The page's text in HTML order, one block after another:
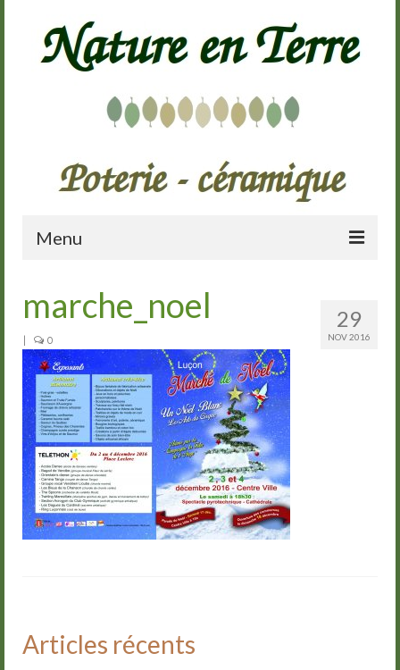
Menu
Accueil
Présentation
Galerie
Cours de poterie
Groupes
Livre d’or
Contact
29
NOV 2016
marche_noel
| 0
Articles récents